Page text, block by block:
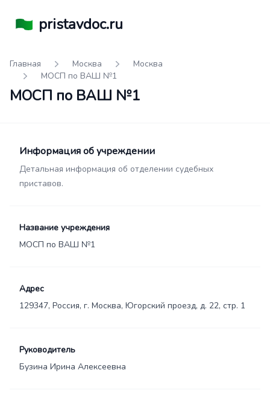
pristavdoc.ru
Главная Москва
Москва
МОСП по ВАШ №1
МОСП по ВАШ №1
Информация об учреждении
Детальная информация об отделении судебных
приставов.
Название учреждения
МОСП по ВАШ №1
Адрес
129347, Россия, г. Москва, Югорский проезд, д. 22, стр. 1
Руководитель
Бузина Ирина Алексеевна